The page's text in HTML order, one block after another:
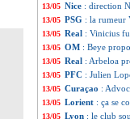
13/05 Nice : direction
13/05 PSG : la rumeur
13/05 Real : Vinicius
13/05 OM : Beye
13/05 Real : Arbeloa
13/05 PFC : Julien
13/05 Curaçao :
13/05 Lorient : ça se
13/05 Lyon : le club